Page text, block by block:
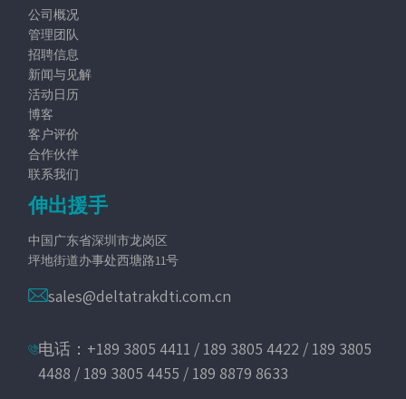
公司概况
管理团队
招聘信息
新闻与见解
活动日历
博客
客户评价
合作伙伴
联系我们
伸出援手
中国广东省深圳市龙岗区
坪地街道办事处西塘路11号
sales@deltatrakdti.com.cn
电话：+189 3805 4411 / 189 3805 4422 / 189 3805
4488 / 189 3805 4455 / 189 8879 8633